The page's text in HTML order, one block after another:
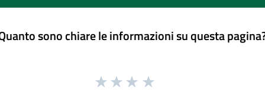
sono chiare le informazioni su questa